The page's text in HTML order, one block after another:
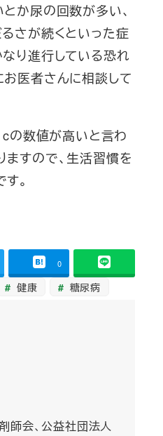
か尿の回数が多い、
さが続くといった症
り進行している恐れ
医者さんに相談して
の数値が高いと言わ
すので、生活習慣を
。
0
健康 糖尿病
師会、公益社団法人